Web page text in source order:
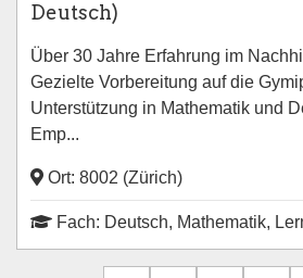
Deutsch)
Über 30 Jahre Erfahrung im
Gezielte Vorbereitung auf die
Unterstützung in Mathematik und
Emp...
Ort: 8002 (Zürich)
Fach: Deutsch, Mathematik,